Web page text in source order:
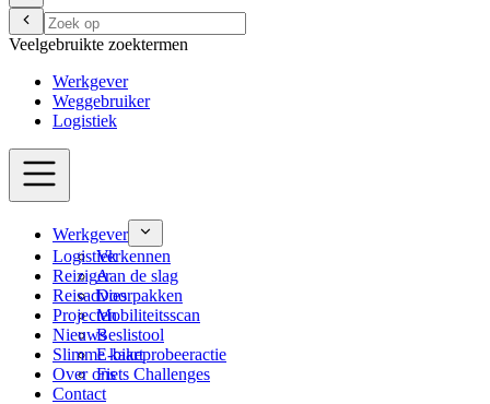
Veelgebruikte zoektermen
Werkgever
Weggebruiker
Logistiek
Werkgever
Verkennen
Aan de slag
Doorpakken
Mobiliteitsscan
Beslistool
E-bikeprobeeractie
Fiets Challenges
Logistiek
Reiziger
Reisadvies
Projecten
Nieuws
Slimme kaart
Over ons
Contact